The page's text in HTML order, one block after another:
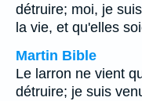
détruire; moi, je
la vie, et qu'elles
Martin Bible
Le larron ne vient
détruire; je suis